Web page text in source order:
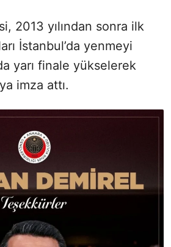
2013 yılından sonra ilk
İstanbul’da yenmeyi
yarı finale yükselerek
imza attı.